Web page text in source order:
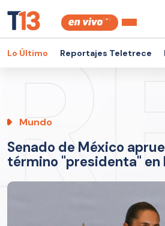
Lo Último Reportajes Teletrece
Mundo
Senado de México
término "presidenta"